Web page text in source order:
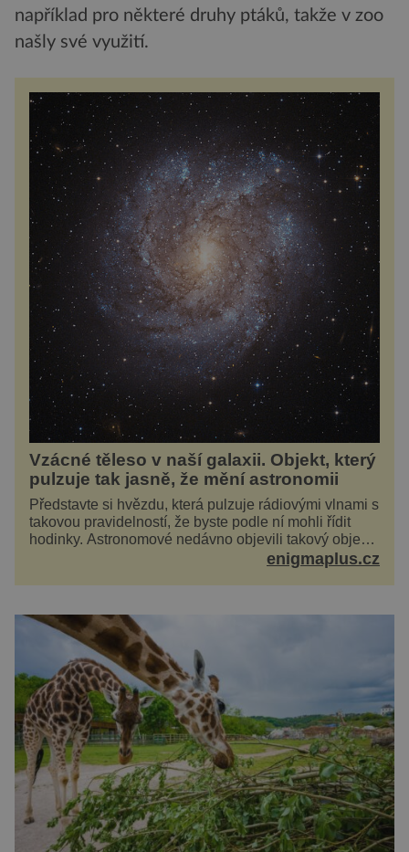
například pro některé druhy ptáků, takže v zoo
našly své využití.
Vzácné těleso v naší galaxii. Objekt, který
pulzuje tak jasně, že mění astronomii
Představte si hvězdu, která pulzuje rádiovými vlnami s
takovou pravidelností, že byste podle ní mohli řídit
hodinky. Astronomové nedávno objevili takový objekt
v naší vlastní galaxii, ale jeho chování...enigmaplus.cz